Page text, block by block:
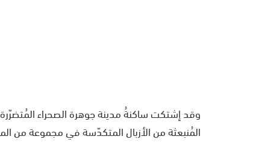
وقد إشتكت ساكنةُ مدينة جوهرة الصحراء المُتضرّرة
المُنبعثة من الأزبال المتكدّسة في مجموعة من